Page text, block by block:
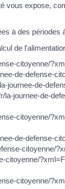
vous expose,
à des périodes
de
citoyenne/
de-defense-
journee-de-
la-journee-de-
citoyenne/
de-defense-
citoyenne/
citoyenne/
citoyenne/